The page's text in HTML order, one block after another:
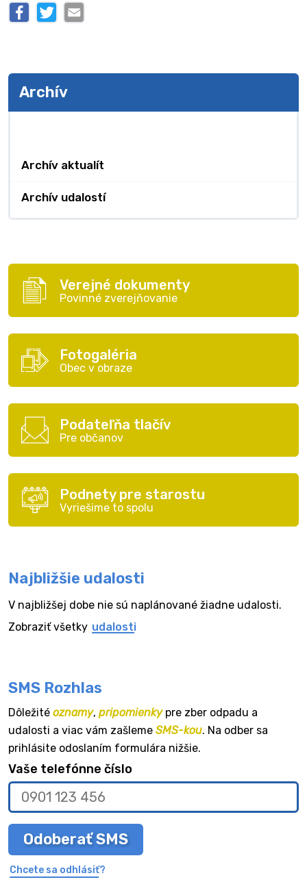
Archív
Archív aktualít
Archív udalostí
Verejné dokumenty
Povinné zverejňovanie
Fotogaléria
Obec v obraze
Podateľňa tlačív
Pre občanov
Podnety pre starostu
Vyriešime to spolu
Najbližšie udalosti
V najbližšej dobe nie sú naplánované žiadne udalosti.
Zobraziť všetky udalosti
SMS Rozhlas
Dôležité oznamy, pripomienkypre zber odpadu a
udalosti a viac vám zašleme SMS-kou. Na odber sa
prihlásite odoslaním formulára nižšie.
Vaše telefónne číslo
Odoberať SMS
Chcete sa odhlásiť?